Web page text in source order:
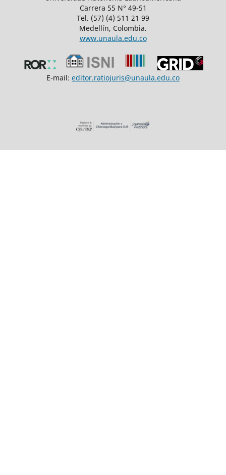
Carrera 55 N° 49-51
Tel. (57) (4) 511 21 99
Medellín, Colombia.
www.unaula.edu.co
E-mail: editor.ratiojuris@unaula.edu.co